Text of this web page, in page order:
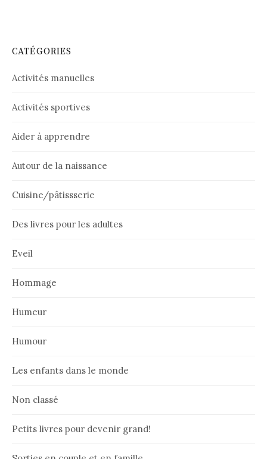
CATÉGORIES
Activités manuelles
Activités sportives
Aider à apprendre
Autour de la naissance
Cuisine/pâtissserie
Des livres pour les adultes
Eveil
Hommage
Humeur
Humour
Les enfants dans le monde
Non classé
Petits livres pour devenir grand!